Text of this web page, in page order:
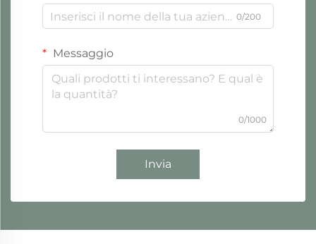
0/200
Messaggio
0/1000
Invia